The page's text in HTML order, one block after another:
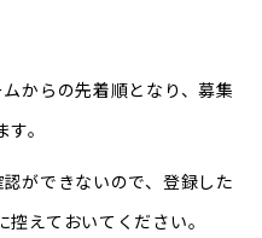
からの先着順となり、募集
。
ができないので、登録した
えておいてください。